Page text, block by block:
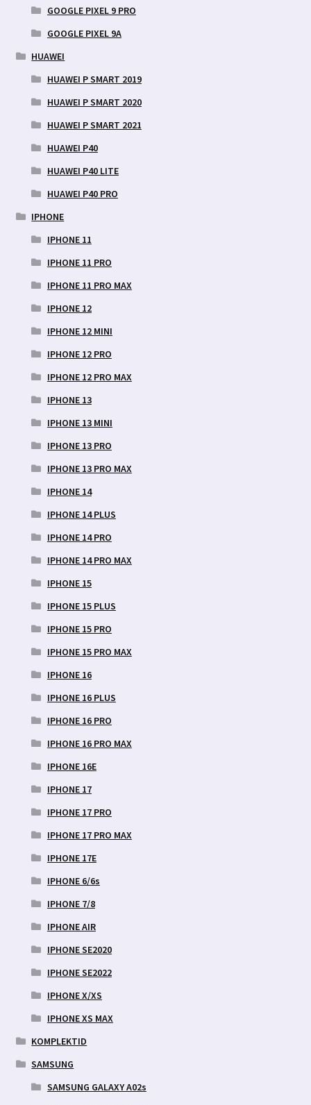
GOOGLE PIXEL 9 PRO
GOOGLE PIXEL 9A
HUAWEI
HUAWEI P SMART 2019
HUAWEI P SMART 2020
HUAWEI P SMART 2021
HUAWEI P40
HUAWEI P40 LITE
HUAWEI P40 PRO
IPHONE
IPHONE 11
IPHONE 11 PRO
IPHONE 11 PRO MAX
IPHONE 12
IPHONE 12 MINI
IPHONE 12 PRO
IPHONE 12 PRO MAX
IPHONE 13
IPHONE 13 MINI
IPHONE 13 PRO
IPHONE 13 PRO MAX
IPHONE 14
IPHONE 14 PLUS
IPHONE 14 PRO
IPHONE 14 PRO MAX
IPHONE 15
IPHONE 15 PLUS
IPHONE 15 PRO
IPHONE 15 PRO MAX
IPHONE 16
IPHONE 16 PLUS
IPHONE 16 PRO
IPHONE 16 PRO MAX
IPHONE 16E
IPHONE 17
IPHONE 17 PRO
IPHONE 17 PRO MAX
IPHONE 17E
IPHONE 6/6s
IPHONE 7/8
IPHONE AIR
IPHONE SE2020
IPHONE SE2022
IPHONE X/XS
IPHONE XS MAX
KOMPLEKTID
SAMSUNG
SAMSUNG GALAXY A02s